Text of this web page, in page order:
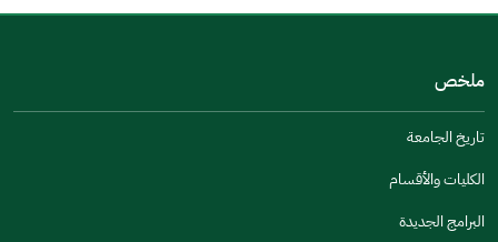
مكتوبة بشكل جيد
الإجابات كانت مرتبطة
تصميمه يجعله سهل القراءة
أخرى
ملخص
تاريخ الجامعة
الكليات والأقسام
البرامج الجديدة